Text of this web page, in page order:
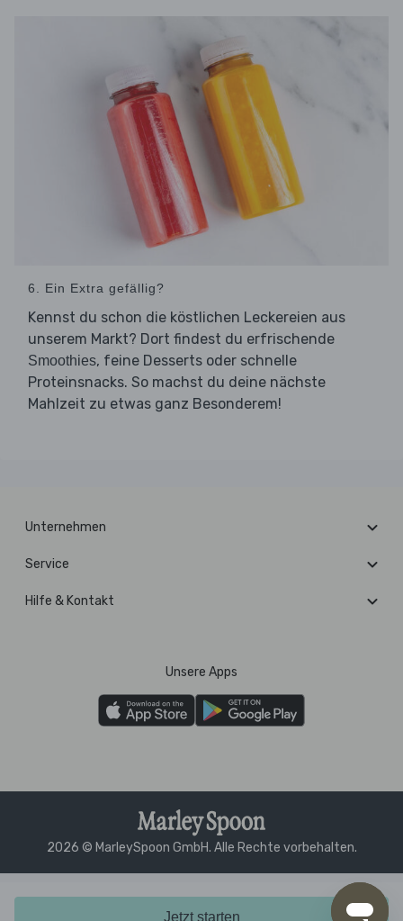
Jetzt starten
6. Ein Extra gefällig?
Kennst du schon die köstlichen Leckereien aus
unserem Markt? Dort findest du erfrischende
Smoothies, feine Desserts oder schnelle
Proteinsnacks. So machst du deine nächste
Mahlzeit zu etwas ganz Besonderem!
Unternehmen
Service
Hilfe & Kontakt
Unsere Apps
2026 © MarleySpoon GmbH. Alle Rechte vorbehalten.